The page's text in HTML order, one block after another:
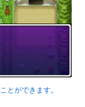
とができます。